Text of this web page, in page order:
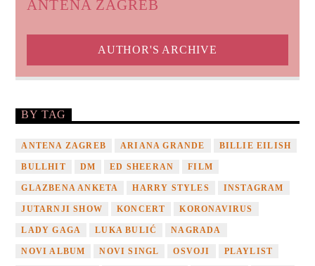
ANTENA ZAGREB
AUTHOR'S ARCHIVE
BY TAG
ANTENA ZAGREB ARIANA GRANDE BILLIE EILISH
BULLHIT DM ED SHEERAN FILM
GLAZBENA ANKETA HARRY STYLES INSTAGRAM
JUTARNJI SHOW KONCERT KORONAVIRUS
LADY GAGA LUKA BULIĆ NAGRADA
NOVI ALBUM NOVI SINGL OSVOJI PLAYLIST